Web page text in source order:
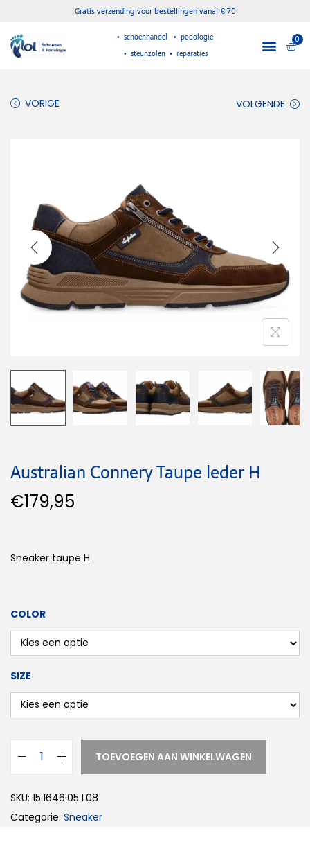
Gratis verzending voor bestellingen vanaf € 70
• schoenhandel • podologie
• steunzolen • reparaties
0
VORIGE VOLGENDE
Australian Connery Taupe leder H
€179,95
Sneaker taupe H
COLOR
SIZE
TOEVOEGEN AAN WINKELWAGEN
SKU: 15.1646.05 L08
Categorie: Sneaker